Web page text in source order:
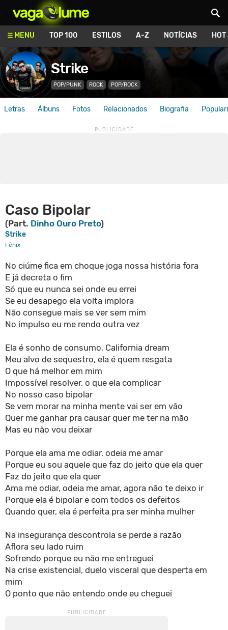
MENU TOP 100 ESTILOS A-Z NOTÍCIAS
Strike
POP/PUNK ROCK POP/ROCK
Letras Álbuns Fotos Relacionados Biografia
Caso Bipolar
(Part. Dinho Ouro Preto)
Strike
Fênix
No ciúme fica em choque joga nossa história fora
E já decreta o fim
Só que eu nunca sei onde eu errei
Se eu desapego ela volta implora
Não consegue mais se ver sem mim
No impulso eu me rendo outra vez
Ela é sonho de consumo, California dream
Meu alvo de sequestro, ela é quem resgata
O que há melhor em mim
Impossível resolver, o que ela complicar
No nosso caso bipolar
Se vem morar na minha mente vai ser em vão
Quer me ganhar pra causar quer me ter na mão
Mas eu não vou deixar
Porque ela ama me odiar, odeia me amar
Porque eu sou aquele que faz do jeito que ela quer
Faz do jeito que ela quer
Ama me odiar, odeia me amar, agora não te deixo ir
Porque ela é bipolar e com todos os defeitos
Quando quer, ela é perfeita pra ser minha mulher
Na insegurança descontrola se perde a razão
Aflora seu lado ruim
Sofrendo porque eu não me entreguei
Na crise existencial, duelo visceral que desperta em
mim
O ponto que não entendo onde eu cheguei